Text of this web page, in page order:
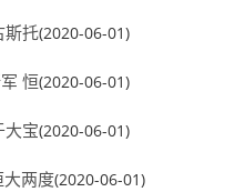
斯托(2020-06-01)
恒(2020-06-01)
大宝(2020-06-01)
两度(2020-06-01)